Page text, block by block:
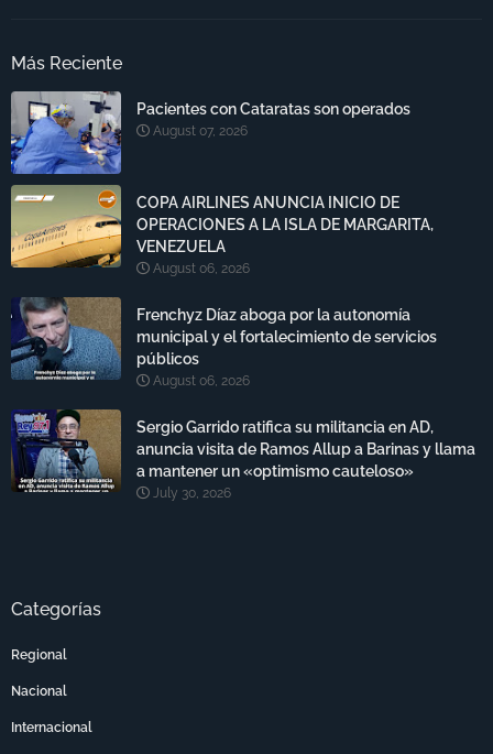
Más Reciente
Pacientes con Cataratas son operados
August 07, 2026
COPA AIRLINES ANUNCIA INICIO DE
OPERACIONES A LA ISLA DE MARGARITA,
VENEZUELA
August 06, 2026
Frenchyz Díaz aboga por la autonomía
municipal y el fortalecimiento de servicios
públicos
August 06, 2026
Sergio Garrido ratifica su militancia en AD,
anuncia visita de Ramos Allup a Barinas y llama
a mantener un «optimismo cauteloso»
July 30, 2026
Categorías
Regional
Nacional
Internacional